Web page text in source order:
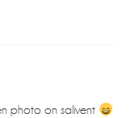
photo on salivent